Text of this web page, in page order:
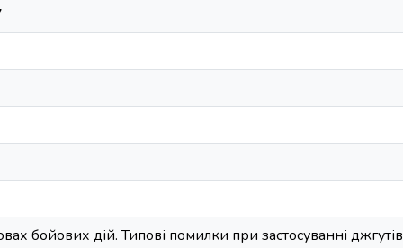
бойових дій. Типові помилки при застосуванні джгутів